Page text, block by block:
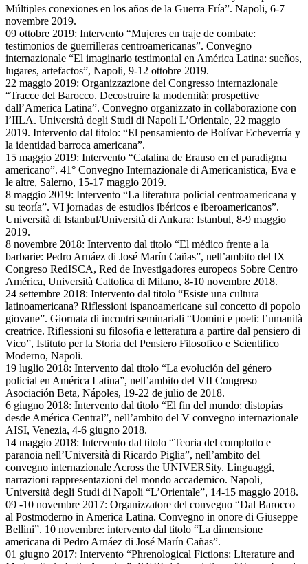
Múltiples conexiones en los años de la Guerra Fría”. Napoli, 6-7
novembre 2019.
09 ottobre 2019: Intervento “Mujeres en traje de combate:
testimonios de guerrilleras centroamericanas”. Convegno
internazionale “El imaginario testimonial en América Latina: sueños,
lugares, artefactos”, Napoli, 9-12 ottobre 2019.
22 maggio 2019: Organizzazione del Congresso internazionale
“Tracce del Barocco. Decostruire la modernità: prospettive
dall’America Latina”. Convegno organizzato in collaborazione con
l’IILA. Università degli Studi di Napoli L’Orientale, 22 maggio
2019. Intervento dal titolo: “El pensamiento de Bolívar Echeverría y
la identidad barroca americana”.
15 maggio 2019: Intervento “Catalina de Erauso en el paradigma
americano”. 41° Convegno Internazionale di Americanistica, Eva e
le altre, Salerno, 15-17 maggio 2019.
8 maggio 2019: Intervento “La literatura policial centroamericana y
su teoría”. VI jornadas de estudios ibéricos e iberoamericanos”.
Università di Istanbul/Università di Ankara: Istanbul, 8-9 maggio
2019.
8 novembre 2018: Intervento dal titolo “El médico frente a la
barbarie: Pedro Arnáez di José Marín Cañas”, nell’ambito del IX
Congreso RedISCA, Red de Investigadores europeos Sobre Centro
América, Università Cattolica di Milano, 8-10 novembre 2018.
24 settembre 2018: Intervento dal titolo “Esiste una cultura
latinoamericana? Riflessioni ispanoamericane sul concetto di popolo
giovane”. Giornata di incontri seminariali “Uomini e poeti: l’umanità
creatrice. Riflessioni su filosofia e letteratura a partire dal pensiero di
Vico”, Istituto per la Storia del Pensiero Filosofico e Scientifico
Moderno, Napoli.
19 luglio 2018: Intervento dal titolo “La evolución del género
policial en América Latina”, nell’ambito del VII Congreso
Asociación Beta, Nápoles, 19-22 de julio de 2018.
6 giugno 2018: Intervento dal titolo “El fin del mundo: distopías
desde América Central”, nell’ambito del V convegno internazionale
AISI, Venezia, 4-6 giugno 2018.
14 maggio 2018: Intervento dal titolo “Teoria del complotto e
paranoia nell’Università di Ricardo Piglia”, nell’ambito del
convegno internazionale Across the UNIVERSity. Linguaggi,
narrazioni rappresentazioni del mondo accademico. Napoli,
Università degli Studi di Napoli “L’Orientale”, 14-15 maggio 2018.
09 -10 novembre 2017: Organizzatore del convegno “Dal Barocco
al Postmoderno in America Latina. Convegno in onore di Giuseppe
Bellini”. 10 novembre: intervento dal titolo “La dimensione
americana di Pedro Arnáez di José Marín Cañas”.
01 giugno 2017: Intervento “Phrenological Fictions: Literature and